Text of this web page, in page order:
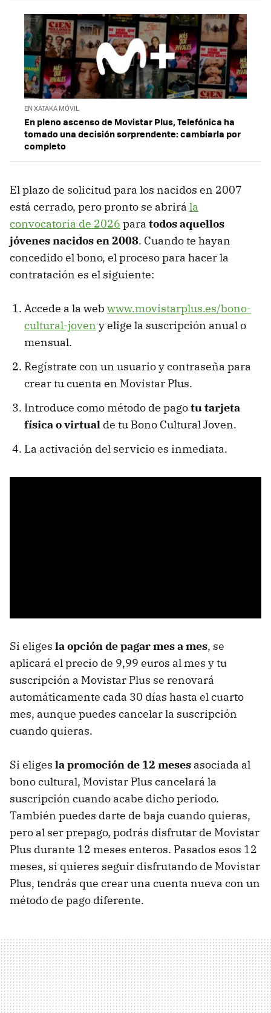
EN XATAKA MÓVIL
En pleno ascenso de Movistar Plus, Telefónica ha
tomado una decisión sorprendente: cambiarla por
completo
El plazo de solicitud para los nacidos en 2007
está cerrado, pero pronto se abrirá la
convocatoria de 2026 para todos aquellos
jóvenes nacidos en 2008. Cuando te hayan
concedido el bono, el proceso para hacer la
contratación es el siguiente:
Accede a la web www.movistarplus.es/bono-
cultural-joven y elige la suscripción anual o
mensual.
Regístrate con un usuario y contraseña para
crear tu cuenta en Movistar Plus.
Introduce como método de pagotu tarjeta
física o virtual de tu Bono Cultural Joven.
La activación del servicio es inmediata.
Si eliges la opción depagar mes a mes, se
aplicará el precio de 9,99 euros al mes y tu
suscripción a Movistar Plus se renovará
automáticamente cada 30 días hasta el cuarto
mes, aunque puedes cancelar la suscripción
cuando quieras.
Si eliges la promoción de 12 meses asociada al
bono cultural, Movistar Plus cancelará la
suscripción cuando acabe dicho periodo.
También puedes darte de baja cuando quieras,
pero al ser prepago, podrás disfrutar de Movistar
Plus durante 12 meses enteros. Pasados esos 12
meses, si quieres seguir disfrutando de Movistar
Plus, tendrás que crear una cuenta nueva con un
método de pago diferente.